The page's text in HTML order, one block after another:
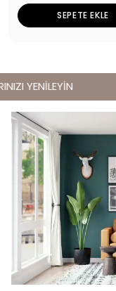
SEPETE EKLE
YENİLEYİN